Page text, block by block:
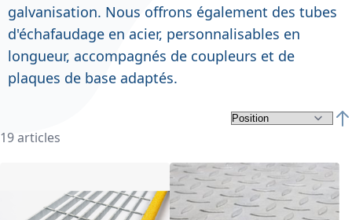
galvanisation. Nous offrons également des tubes
d'échafaudage en acier, personnalisables en
longueur, accompagnés de coupleurs et de
plaques de base adaptés.
19articles